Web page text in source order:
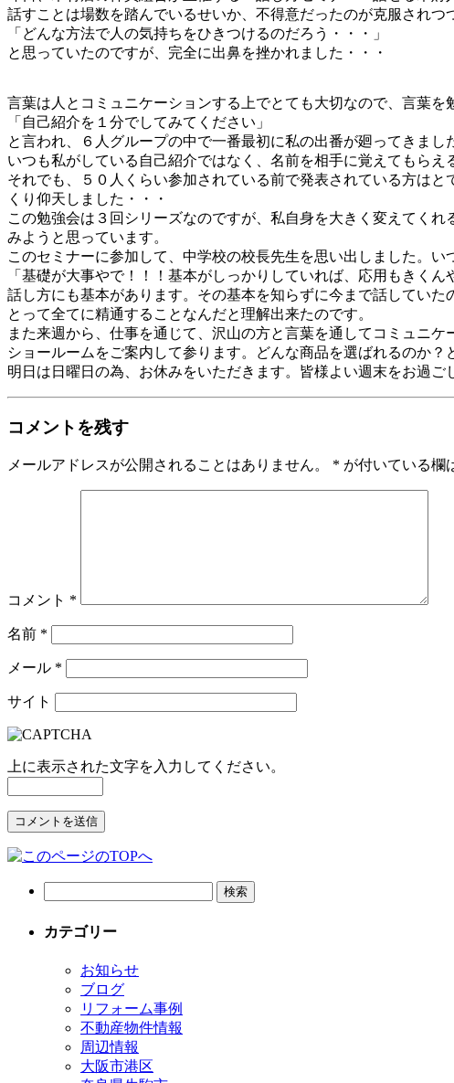
話すことは場数を踏んでいるせいか、不得意だったのが克服されつ
「どんな方法で人の気持ちをひきつけるのだろう・・・」
と思っていたのですが、完全に出鼻を挫かれました・・・
言葉は人とコミュニケーションする上でとても大切なので、言葉を
「自己紹介を１分でしてみてください」
と言われ、６人グループの中で一番最初に私の出番が廻ってきまし
いつも私がしている自己紹介ではなく、名前を相手に覚えてもら
それでも、５０人くらい参加されている前で発表されている方は
くり仰天しました・・・
この勉強会は３回シリーズなのですが、私自身を大きく変えてく
みようと思っています。
このセミナーに参加して、中学校の校長先生を思い出しました。
「基礎が大事やで！！！基本がしっかりしていれば、応用もきくん
話し方にも基本があります。その基本を知らずに今まで話してい
とって全てに精通することなんだと理解出来たのです。
また来週から、仕事を通じて、沢山の方と言葉を通してコミュニ
ショールームをご案内して参ります。どんな商品を選ばれるのか？
明日は日曜日の為、お休みをいただきます。皆様よい週末をお過ご
コメントを残す
メールアドレスが公開されることはありません。 * が付いている欄
コメント *
名前 *
メール *
サイト
上に表示された文字を入力してください。
カテゴリー
お知らせ
ブログ
リフォーム事例
不動産物件情報
周辺情報
大阪市港区